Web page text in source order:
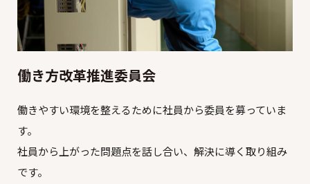
働き方改革推進委員会
働きやすい環境を整えるために社員から委員を募っていま
す。
社員から上がった問題点を話し合い、解決に導く取り組み
です。